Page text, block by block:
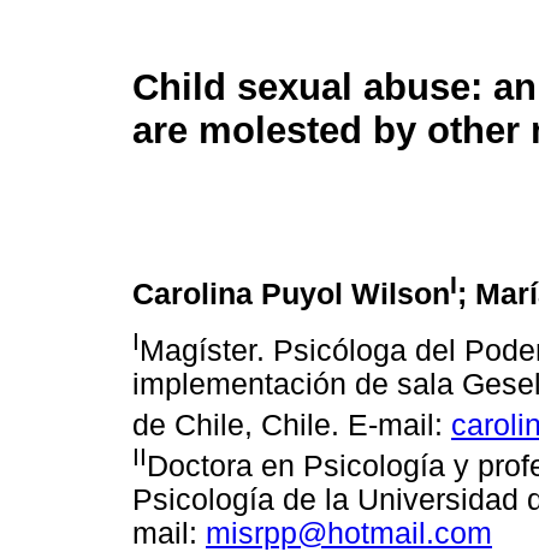
Child sexual abuse:
are molested by other
Carolina Puyol WilsonI;
IMagíster. Psicóloga del
implementación de sala
de Chile, Chile. E-mail:
IIDoctora en Psicología y
Psicología de la Universidad
mail: misrpp@hotmail.com